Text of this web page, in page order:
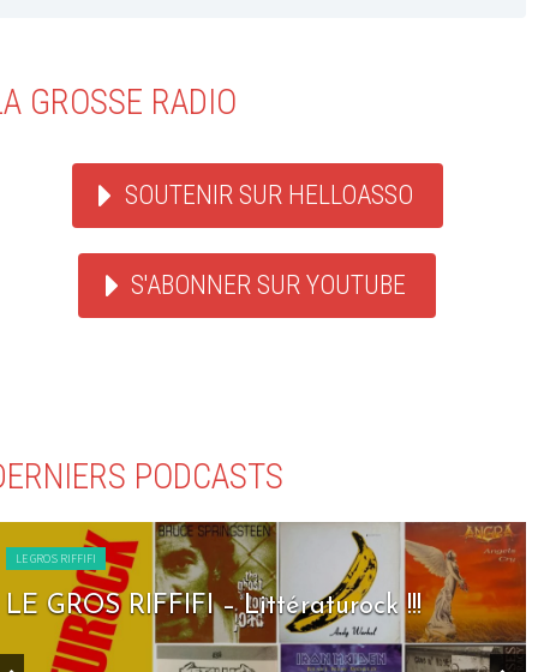
GROSSE RADIO
SOUTENIR SUR HELLOASSO
S'ABONNER SUR YOUTUBE
PODCASTS
LE GROS RIFFIFI
LE GROS RIFFIFI – Seven Days To Rock !!!